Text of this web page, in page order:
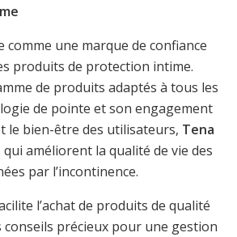
comme une marque de confiance
produits de protection intime.
de produits adaptés à tous les
de pointe et son engagement
le bien-être des utilisateurs, Tena
améliorent la qualité de vie des
par l’incontinence.
l’achat de produits de qualité
précieux pour une gestion